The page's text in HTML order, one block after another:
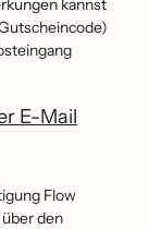
kannst
E-Mail
Flow
den